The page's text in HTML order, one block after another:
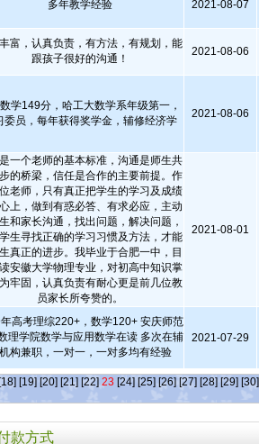
多年教学经验 2021-08-07
富，认真负责，有方法，有规划，能
跟孩子很好的沟通！
2021-08-06
学149分，哈工大数学系年级第一，
委员，每年获得奖学金，辅修经济学
2021-08-06
一个老师的基本标准，沟通是师生共
的桥梁，信任是合作的主要前提。作
老师，只有真正把学生的学习及成绩
上，做到有惑必答、有求必应，主动
和家长沟通，找出问题，解决问题，
生寻找正确的学习习惯及方法，才能
真正的进步。我毕业于合肥一中，目
安徽大学物理专业，对初高中知识掌
牢固，认真负责有耐心更是前几位教
员家长所夸赞的。
2021-08-01
高考理综220+，数学120+ 安庆师范
理学院数学与应用数学在读 多次在辅
构兼职，一对一，一对多均有经验
2021-07-29
[18] [19] [20] [21] [22] 23 [24] [25] [26] [27] [28] [29] [30]
款方式